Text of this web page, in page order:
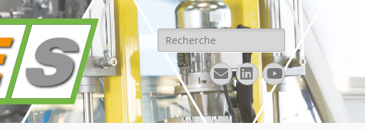
Rechercher :
E-
mail
Linkedin
YouTube